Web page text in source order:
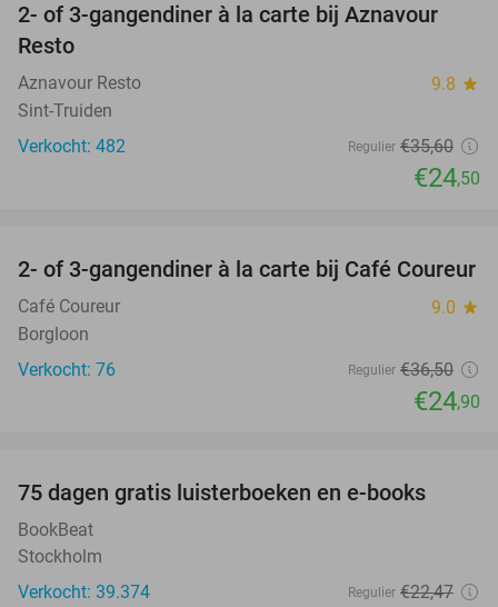
31%
2- of 3-gangendiner à la carte bij Aznavour
Resto
Aznavour Resto 9.8 star
Sint-Truiden
Verkocht: 482
Regulier €35,60
€24,50
32%
2- of 3-gangendiner à la carte bij Café Coureur
Café Coureur 9.0 star
Borgloon
Verkocht: 76
Regulier €36,50
€24,90
75 dagen gratis luisterboeken en e-books
BookBeat
Stockholm
Verkocht: 39.374
Regulier €22,47